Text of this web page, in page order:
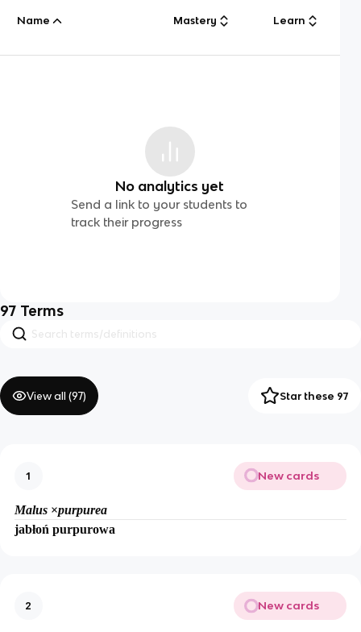
Name Mastery Learn
No analytics yet
Send a link to your students to
track their progress
97 Terms
View all (97) Star these 97
1 New cards
Malus ×purpurea
jabłoń purpurowa
2 New cards